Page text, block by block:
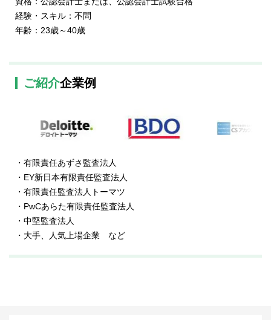
経験・スキル：不問
年齢：23歳～40歳
ご紹介企業例
・有限責任あずさ監査法人
・EY新日本有限責任監査法人
・有限責任監査法人トーマツ
・PwCあらた有限責任監査法人
・中堅監査法人
・大手、人気上場企業 など